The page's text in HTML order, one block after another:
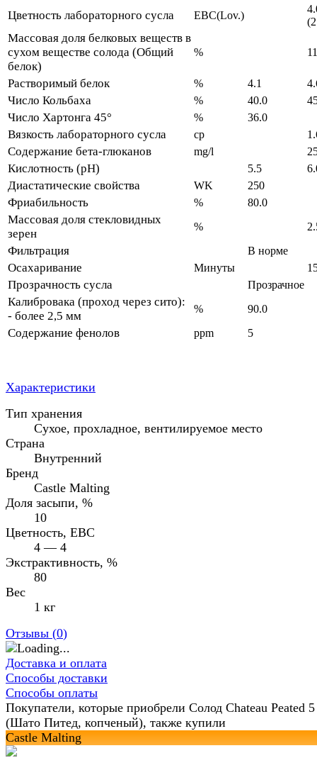
Цветность лабораторного сусла EBC(Lov.)
Массовая доля белковых веществ в
сухом веществе солода (Общий
белок)
%
Растворимый белок % 4.1
Число Кольбаха % 40.0
Число Хартонга 45° % 36.0
Вязкость лабораторного сусла cp
Содержание бета-глюканов mg/l
Кислотность (pH) 5.5
Диастатические свойства WK 250
Фриабильность % 80.0
Массовая доля стекловидных
зерен
%
Фильтрация В норме
Осахаривание Минуты
Прозрачность сусла Прозрачное
Калибровака (проход через сито):
- более 2,5 мм
% 90.0
Содержание фенолов ppm 5
Характеристики
Тип хранения
Сухое, прохладное, вентилируемое место
Страна
Внутренний
Бренд
Castle Malting
Доля засыпи, %
10
Цветность, EBC
4 — 4
Экстрактивность, %
80
Вес
1 кг
Отзывы (0)
Доставка и оплата
Способы доставки
Способы оплаты
Покупатели, которые приобрели Солод Chateau Peated
(Шато Питед, копченый), также купили
Castle Malting